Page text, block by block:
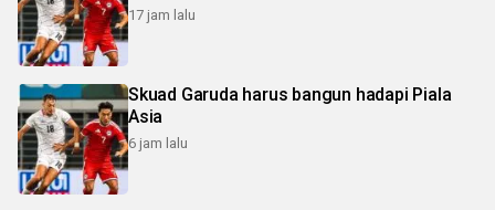
17 jam lalu
Skuad Garuda harus bangun hadapi Piala
Asia
6 jam lalu